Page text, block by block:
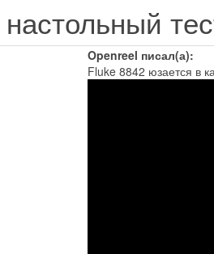
Openreel писал(а):
Fluke 8842 юзается в